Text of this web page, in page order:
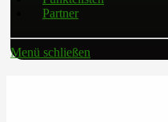
Partner
Menü schließen